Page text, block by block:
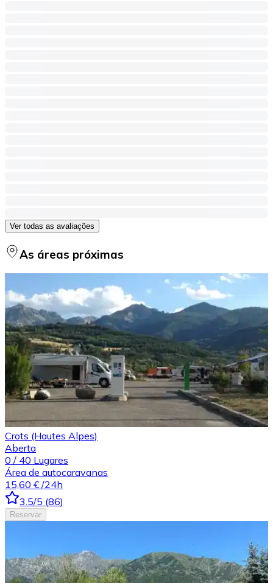
Ver todas as avaliações
As áreas próximas
Crots (Hautes Alpes)
Aberta
0 / 40 Lugares
Área de autocaravanas
15,60 € /24h
3.5/5 (86)
Reservar